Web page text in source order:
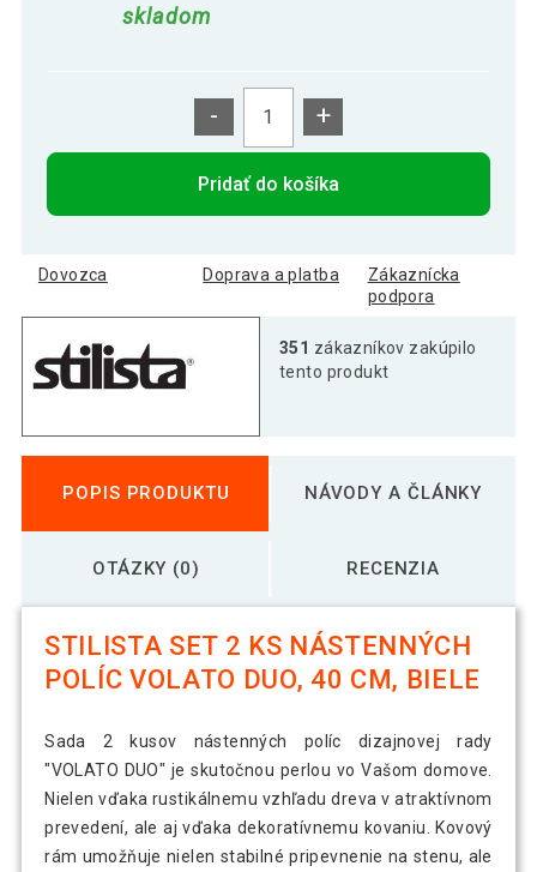
skladom
- +
Pridať do košíka
Dovozca Doprava a platba
Zákaznícka
podpora
351 zákazníkov zakúpilo
tento produkt
POPIS PRODUKTU NÁVODY A ČLÁNKY
OTÁZKY (0) RECENZIA
STILISTA SET 2 KS NÁSTENNÝCH
POLÍC VOLATO DUO, 40 CM, BIELE
Sada 2 kusov nástenných políc dizajnovej rady
"VOLATO DUO" je skutočnou perlou vo Vašom domove.
Nielen vďaka rustikálnemu vzhľadu dreva v atraktívnom
prevedení, ale aj vďaka dekoratívnemu kovaniu. Kovový
rám umožňuje nielen stabilné pripevnenie na stenu, ale